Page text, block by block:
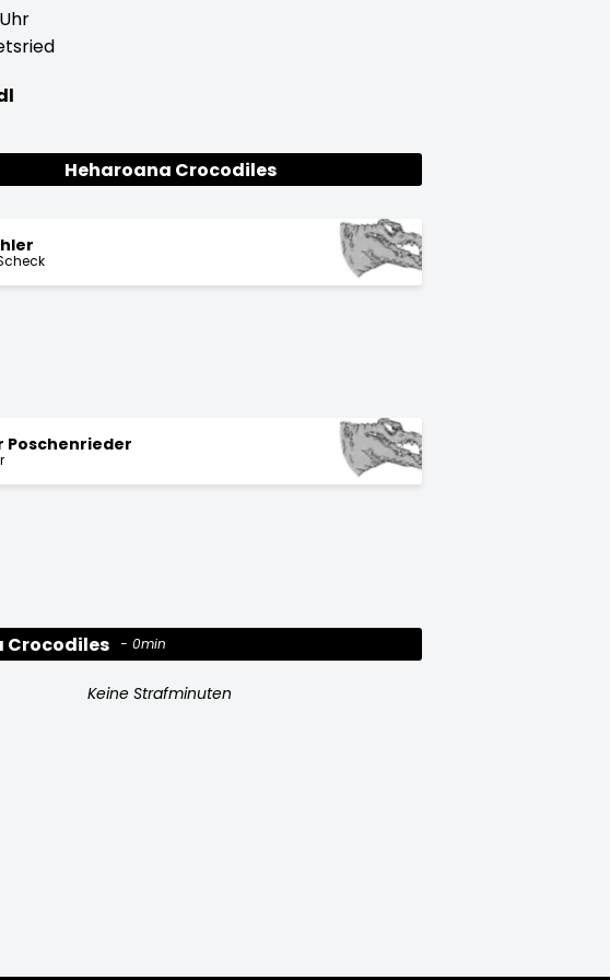
Heharoana Crocodiles
Poschenrieder
Crocodiles 0min
Keine Strafminuten